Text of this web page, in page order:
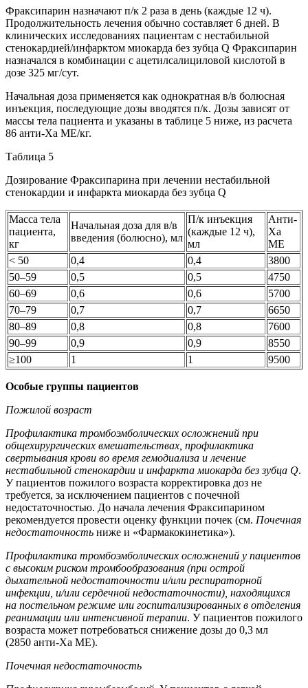
Фраксипарин назначают п/к 2 раза в день (каждые 12 ч).
Продолжительность лечения обычно составляет 6 дней. В
клинических исследованиях пациентам с нестабильной
стенокардией/инфарктом миокарда без зубца Q Фраксипарин
назначался в комбинации с ацетилсалициловой кислотой в
дозе 325 мг/сут.
Начальная доза применяется как однократная в/в болюсная
инъекция, последующие дозы вводятся п/к. Дозы зависят от
массы тела пациента и указаны в таблице 5 ниже, из расчета
86 анти-Ха МЕ/кг.
Таблица 5
Дозирование Фраксипарина при лечении нестабильной
стенокардии и инфаркта миокарда без зубца Q
Масса тела
пациента,
кг
Начальная доза для в/в
введения (болюсно), мл
П/к инъекция
(каждые 12 ч),
мл
Анти-
Ха
МЕ
< 50
0,4 0,4
3800
50–59
0,5 0,5
4750
60–69
0,6 0,6
5700
70–79
0,7 0,7
6650
80–89
0,8 0,8
7600
90–99
0,9 0,9
8550
≥100
1 1 9500
Особые группы пациентов
Пожилой возраст
Профилактика тромбоэмболических осложнений при
общехирургических вмешательствах, профилактика
свертывания крови во время гемодиализа и лечение
нестабильной стенокардии и инфаркта миокарда без зубца Q.
У пациентов пожилого возраста корректировка доз не
требуется, за исключением пациентов с почечной
недостаточностью. До начала лечения Фраксипарином
рекомендуется провести оценку функции почек (см. Почечная
недостаточность ниже и «Фармакокинетика»).
Профилактика тромбоэмболических осложнений у пациентов
с высоким риском тромбообразования (при острой
дыхательной недостаточности и/или респираторной
инфекции, и/или сердечной недостаточности), находящихся
на постельном режиме или госпитализированных в отделения
реанимации или интенсивной терапии. У пациентов пожилого
возраста может потребоваться снижение дозы до 0,3 мл
(2850 анти-Ха МЕ).
Почечная недостаточность